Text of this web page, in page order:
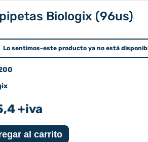
Biologix (96us)
Lo sentimos-este producto ya no está
+iva